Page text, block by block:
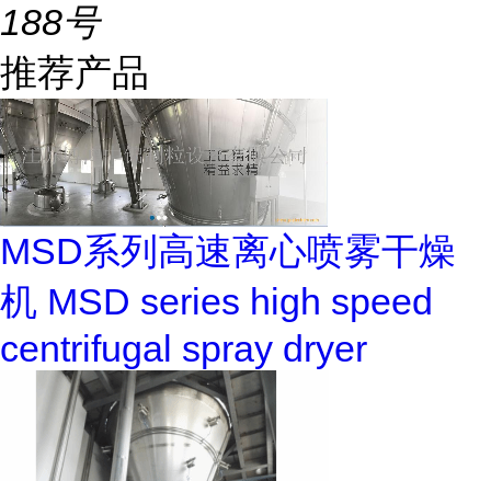
188号
推荐产品
MSD系列高速离心喷雾干燥
机 MSD series high speed
centrifugal spray dryer